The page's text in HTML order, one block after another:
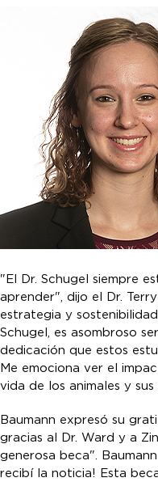
"El Dr. Schugel siempre
aprender", dijo el Dr.
estrategia y
Schugel, es asombroso
dedicación que estos
Me emociona ver el
vida de los animales y
Baumann expresó su
gracias al Dr. Ward y a
generosa beca".
recibí la noticia! Esta